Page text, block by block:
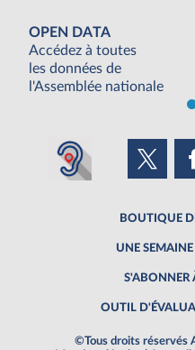
OPEN DATA
Accédez à toutes
les données de
l'Assemblée nationale
BOUTIQUE
UNE SEMAINE
S'ABONNER
OUTIL
©Tous droits réservés